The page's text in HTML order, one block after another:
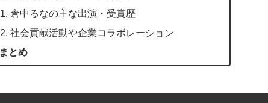
倉中るなの主な出演・受賞歴
社会貢献活動や企業コラボレーション
まとめ